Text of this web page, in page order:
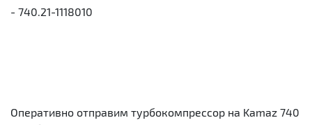
- 740.21-1118010
Оперативно отправим турбокомпрессор на Kamaz 740